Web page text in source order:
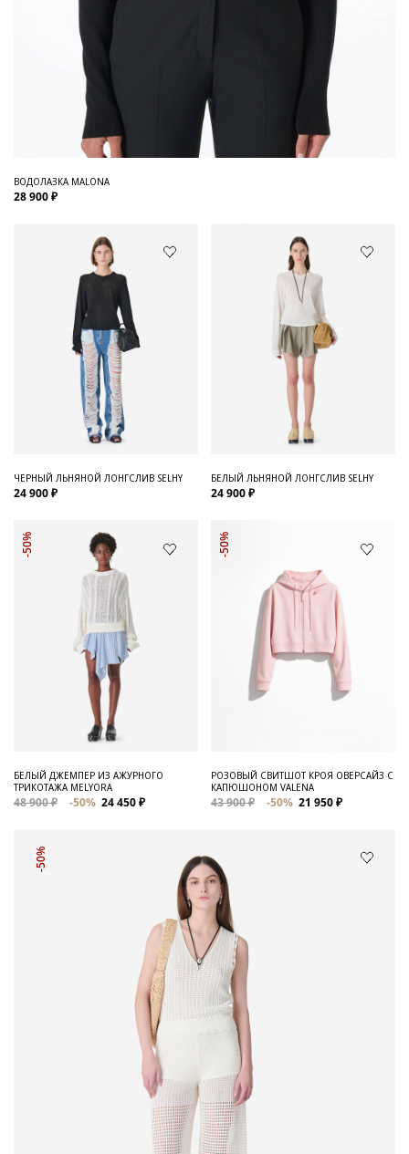
ВОДОЛАЗКА MALONA
28 900 ₽
ЧЕРНЫЙ ЛЬНЯНОЙ ЛОНГСЛИВ SELHY
24 900 ₽
БЕЛЫЙ ЛЬНЯНОЙ ЛОНГСЛИВ SELHY
24 900 ₽
-50%
БЕЛЫЙ ДЖЕМПЕР ИЗ АЖУРНОГО
ТРИКОТАЖА MELYORA
48 900 ₽ -50% 24 450 ₽
-50%
РОЗОВЫЙ СВИТШОТ КРОЯ ОВЕРСАЙЗ С
КАПЮШОНОМ VALENA
43 900 ₽ -50% 21 950 ₽
-50%